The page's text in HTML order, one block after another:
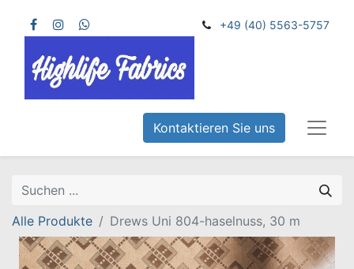
+49 (40) 5563-5757
Kontaktieren Sie uns
Alle Produkte Drews Uni 804-haselnuss, 30 m